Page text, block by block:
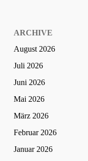
ARCHIVE
August 2026
Juli 2026
Juni 2026
Mai 2026
März 2026
Februar 2026
Januar 2026